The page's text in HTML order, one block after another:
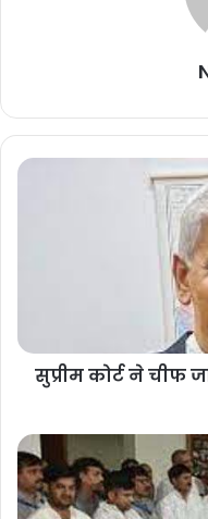
सुप्रीम कोर्ट ने चीफ